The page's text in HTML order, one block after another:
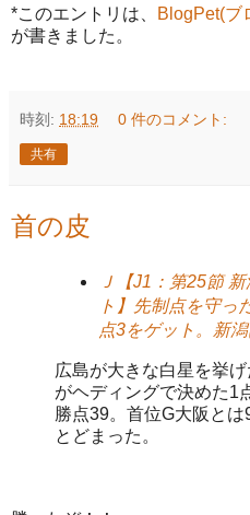
*このエントリは、 BlogPet(ブ
が書きました。
時刻: 18:19 0 件のコメント:
共有
首の皮
Ｊ【J1：第25節
ト】先制点を守っ
点3をゲット。新
広島が大きな白星を挙
がヘディングで決めた1
勝点39。首位G大阪と
とどまった。